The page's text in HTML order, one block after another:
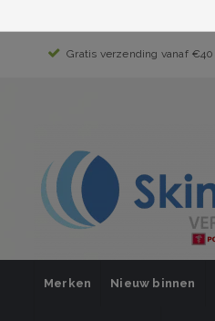
Gratis verzending vanaf €40
Merken Nieuw binnen